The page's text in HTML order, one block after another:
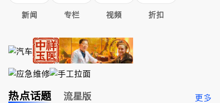
新闻 专栏 视频 折扣
热点话题 流星版 更多